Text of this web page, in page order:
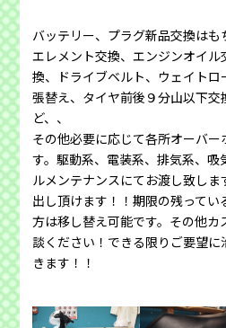
バッテリー、プラグ新品交換は
エレメント交換、エンジンオイ
換、ドライブベルト、ウェイト
張替え、タイヤ前後９分山以下
ど、、
その他必要に応じて各所オーバ
す。駆動系、電装系、排気系、吸
ルメンテナンスにてお渡し致しま
出し頂けます！！期限の残って
方は移し替え可能です。その他カ
談ください！できる限りご要望
きます！！